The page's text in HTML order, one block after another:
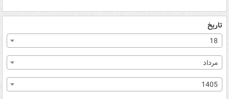
تاریخ
18
مرداد
1405